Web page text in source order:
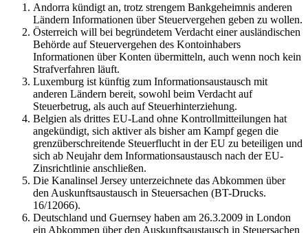
Andorra kündigt an, trotz strengem Bankgeheimnis anderen
Ländern Informationen über Steuervergehen geben zu wollen.
Österreich will bei begründetem Verdacht einer ausländischen
Behörde auf Steuervergehen des Kontoinhabers
Informationen über Konten übermitteln, auch wenn noch kein
Strafverfahren läuft.
Luxemburg ist künftig zum Informationsaustausch mit
anderen Ländern bereit, sowohl beim Verdacht auf
Steuerbetrug, als auch auf Steuerhinterziehung.
Belgien als drittes EU-Land ohne Kontrollmitteilungen hat
angekündigt, sich aktiver als bisher am Kampf gegen die
grenzüberschreitende Steuerflucht in der EU zu beteiligen und
sich ab Neujahr dem Informationsaustausch nach der EU-
Zinsrichtlinie anschließen.
Die Kanalinsel Jersey unterzeichnete das Abkommen über
den Auskunftsaustausch in Steuersachen (BT-Drucks.
16/12066).
Deutschland und Guernsey haben am 26.3.2009 in London
ein Abkommen über den Auskunftsaustausch in Steuersachen